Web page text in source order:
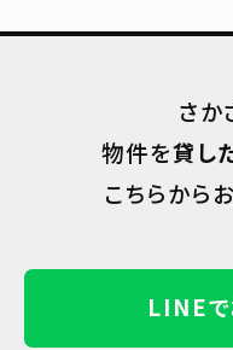
さか
物件を貸し
こちらから
LINE